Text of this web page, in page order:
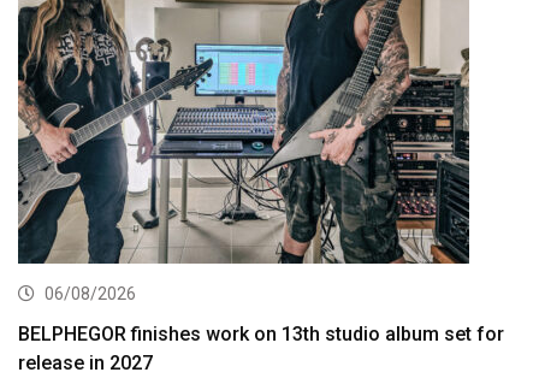
06/08/2026
BELPHEGOR finishes work on 13th studio album set for
release in 2027